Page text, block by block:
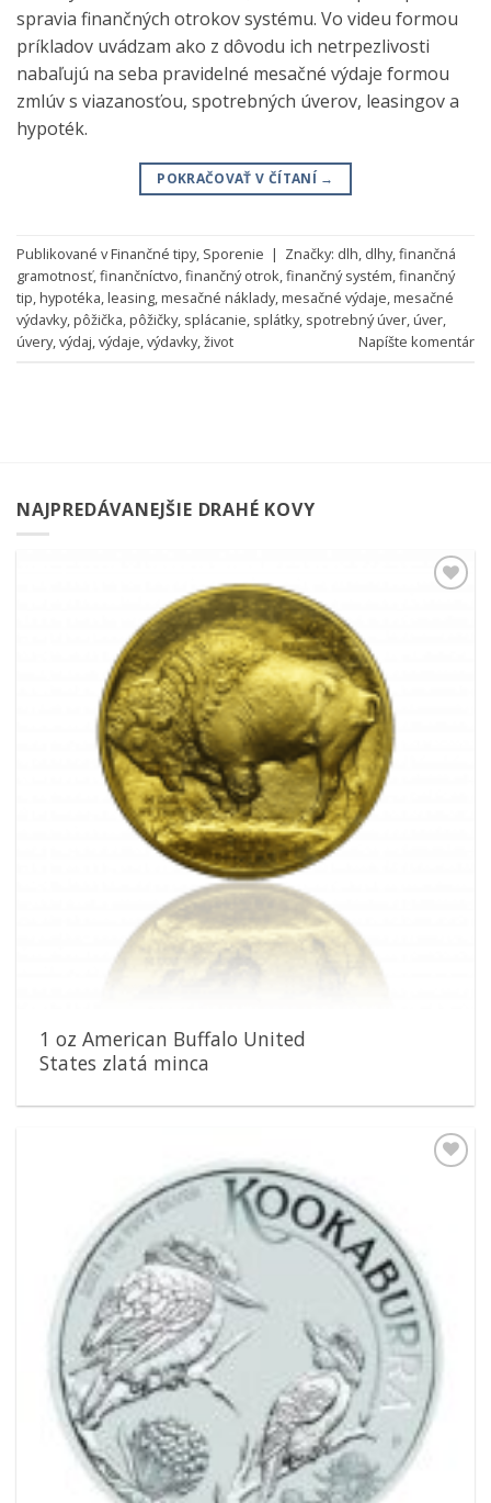
spravia finančných otrokov systému. Vo videu formou
príkladov uvádzam ako z dôvodu ich netrpezlivosti
nabaľujú na seba pravidelné mesačné výdaje formou
zmlúv s viazanosťou, spotrebných úverov, leasingov a
hypoték.
POKRAČOVAŤ V ČÍTANÍ →
Publikované vFinančné tipy, Sporenie | Značky: dlh, dlhy,finančná
gramotnosť,finančníctvo,finančný otrok,finančný systém,finančný
tip,hypotéka,leasing,mesačné náklady,mesačné výdaje,mesačné
výdavky,pôžička,pôžičky, splácanie, splátky, spotrebný úver,úver,
úvery,výdaj,výdaje,výdavky,život Napíšte komentár
NAJPREDÁVANEJŠIE DRAHÉ KOVY
1 oz American Buffalo United
States zlatá minca